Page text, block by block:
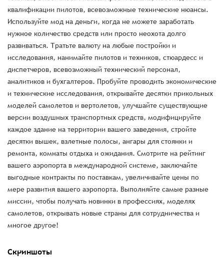
квалификации пилотов, всевозможные технические нюансы.
Используйте мод на деньги, когда не можете заработать
нужное количество средств или просто неохота долго
развиваться. Тратьте валюту на любые постройки и
исследования, нанимайте пилотов и техников, стюардесс и
диспетчеров, всевозможный технический персонал,
аналитиков и бухгалтеров. Пробуйте проводить экономические
и технические исследования, открывайте десятки прикольных
моделей самолетов и вертолетов, улучшайте существующие
версии воздушных транспортных средств, модифицируйте
каждое здание на территории вашего заведения, стройте
десятки вышек, взлетные полосы, ангары для стоянки и
ремонта, комнаты отдыха и ожидания. Смотрите на рейтинг
вашего аэропорта в международной системе, заключайте
выгодные контракты по поставкам, увеличивайте цены по
мере развития вашего аэропорта. Выполняйте самые разные
миссии, чтобы получать новинки в профессиях, моделях
самолетов, открывать новые страны для сотрудничества и
многое другое!
Скриншоты